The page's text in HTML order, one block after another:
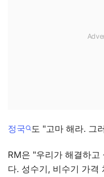
정국 도 "고마 해라. 그
RM은 "우리가 해결하
다. 성수기, 비수기 가격